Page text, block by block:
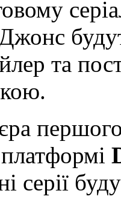
та
серії